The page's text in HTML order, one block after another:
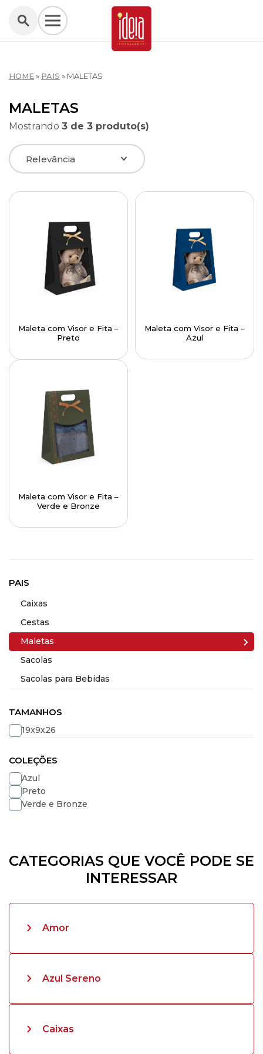
HOME» PAIS » MALETAS
PAIS
Caixas
Cestas
Maletas
Sacolas
Sacolas para Bebidas
TAMANHOS
19x9x26
COLEÇÕES
Azul
Preto
Verde e Bronze
MALETAS
Mostrando 3 de 3 produto(s)
Maleta com Visor e Fita –
Preto
Maleta com Visor e Fita –
Azul
Maleta com Visor e Fita –
Verde e Bronze
CATEGORIAS QUE VOCÊ PODE SE
INTERESSAR
Amor
Azul Sereno
Caixas